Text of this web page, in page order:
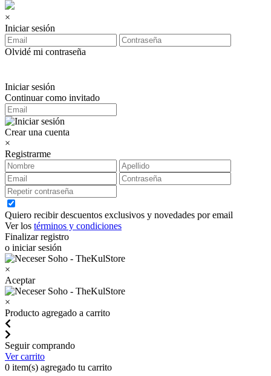
×
Iniciar sesión
Olvidé mi contraseña
Iniciar sesión
Continuar como invitado
Crear una cuenta
×
Registrarme
Quiero recibir descuentos exclusivos y novedades por email
Ver los términos y condiciones
Finalizar registro
o iniciar sesión
×
Aceptar
×
Producto agregado a carrito
Seguir comprando
Ver carrito
0 item(s) agregado tu carrito